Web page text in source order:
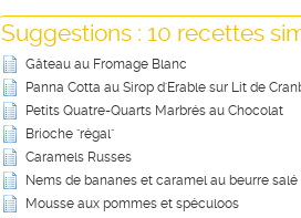
Suggestions : 10 recettes
Gâteau au Fromage Blanc
Panna Cotta au Sirop d'Erable sur Lit de
Petits Quatre-Quarts Marbrés au Chocolat
Brioche "régal"
Caramels Russes
Nems de bananes et caramel au beurre salé
Mousse aux pommes et spéculoos